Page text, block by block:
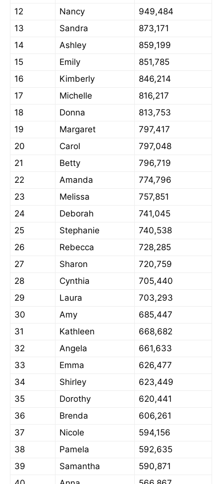
12 Nancy
949,484
13
Sandra
873,171
14
Ashley
859,199
15
Emily
851,785
16
Kimberly
846,214
17
Michelle
816,217
18
Donna
813,753
19
Margaret
797,417
20
Carol
797,048
21
Betty
796,719
22
Amanda
774,796
23
Melissa
757,851
24
Deborah
741,045
25
Stephanie
740,538
26
Rebecca
728,285
27
Sharon
720,759
28
Cynthia
705,440
29
Laura
703,293
30
Amy
685,447
31
Kathleen
668,682
32
Angela
661,633
33
Emma
626,477
34
Shirley
623,449
35
Dorothy
620,441
36
Brenda
606,261
37
Nicole
594,156
38
Pamela
592,635
39
Samantha
590,871